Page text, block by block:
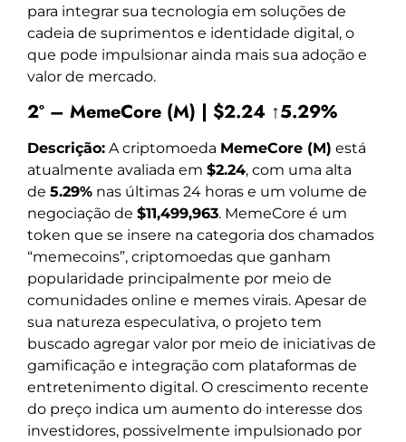
para integrar sua tecnologia em soluções de
cadeia de suprimentos e identidade digital, o
que pode impulsionar ainda mais sua adoção e
valor de mercado.
2º – MemeCore (M) | $2.24 ↑5.29%
Descrição: A criptomoeda MemeCore (M) está
atualmente avaliada em $2.24, com uma alta
de 5.29% nas últimas 24 horas e um volume de
negociação de $11,499,963. MemeCore é um
token que se insere na categoria dos chamados
“memecoins”, criptomoedas que ganham
popularidade principalmente por meio de
comunidades online e memes virais. Apesar de
sua natureza especulativa, o projeto tem
buscado agregar valor por meio de iniciativas de
gamificação e integração com plataformas de
entretenimento digital. O crescimento recente
do preço indica um aumento do interesse dos
investidores, possivelmente impulsionado por